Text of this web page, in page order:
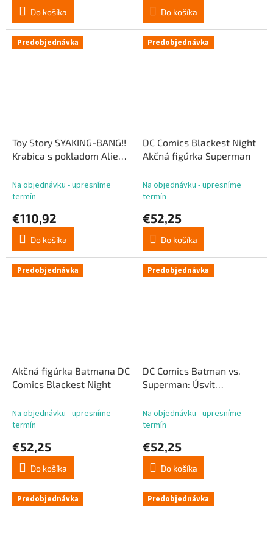
Do košíka Do košíka
Predobjednávka
Toy Story SYAKING-BANG!!
Krabica s pokladom Alien
Na objednávku - upresníme
termín
€110,92
Do košíka
Predobjednávka
DC Comics Blackest Night
Akčná figúrka Superman
Na objednávku - upresníme
termín
€52,25
Do košíka
Predobjednávka
Akčná figúrka Batmana DC
Comics Blackest Night
Na objednávku - upresníme
termín
€52,25
Do košíka
Predobjednávka
DC Comics Batman vs.
Superman: Úsvit
figúrka Superman 2.0
Na objednávku - upresníme
termín
€52,25
Do košíka
Predobjednávka Predobjednávka